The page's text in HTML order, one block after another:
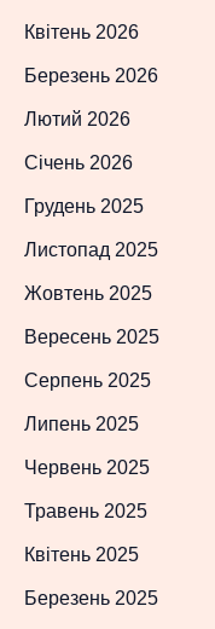
Квітень 2026
Березень 2026
Лютий 2026
Січень 2026
Грудень 2025
Листопад 2025
Жовтень 2025
Вересень 2025
Серпень 2025
Липень 2025
Червень 2025
Травень 2025
Квітень 2025
Березень 2025